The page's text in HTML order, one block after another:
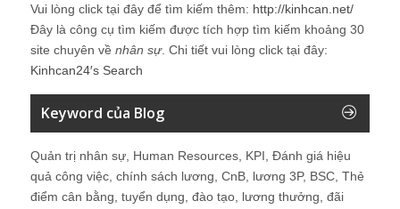
Vui lòng click tại đây để tìm kiếm thêm: http://kinhcan.net/
Đây là công cụ tìm kiếm được tích hợp tìm kiếm khoảng 30
site chuyên về nhân sự. Chi tiết vui lòng click tại đây:
Kinhcan24′s Search
Keyword của Blog
Quản trị nhân sự, Human Resources, KPI, Đánh giá hiệu
quả công việc, chính sách lương, CnB, lương 3P, BSC, Thẻ
điểm cân bằng, tuyển dụng, đào tạo, lương thưởng, đãi